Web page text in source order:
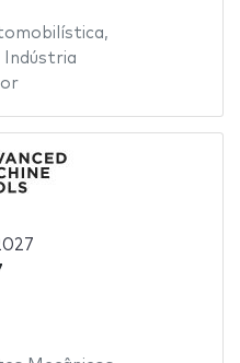
,
Indústria